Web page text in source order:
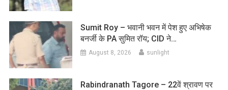
Sumit Roy – भवानी भवन में पेश हुए अभिषेक
बनर्जी के PA सुमित रॉय; CID ने…
August 8, 2026 sunlight
Rabindranath Tagore – 22वें श्रावण पर